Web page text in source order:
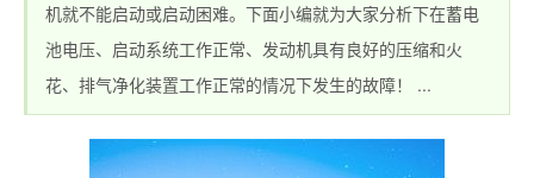
机就不能启动或启动困难。下面小编就为大家分析下在蓄电
池电压、启动系统工作正常、发动机具有良好的压缩和火
花、排气净化装置工作正常的情况下发生的故障！ ...